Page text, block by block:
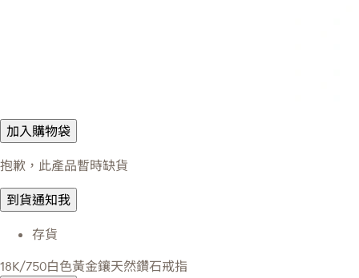
加入購物袋
抱歉，此產品暫時缺貨
到貨通知我
存貨
18K/750白色黃金鑲天然鑽石戒指